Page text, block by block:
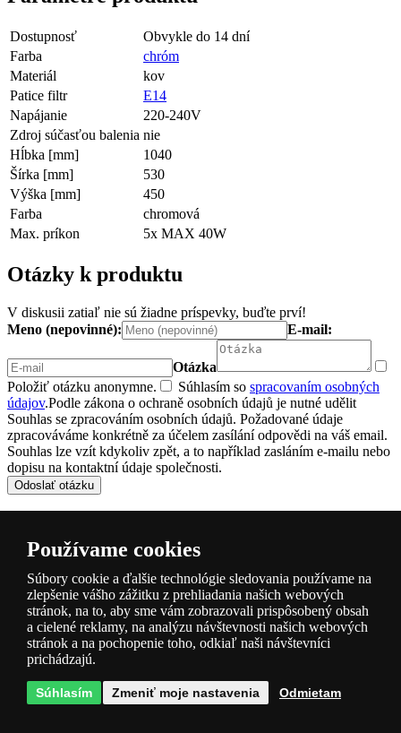
Dostupnosť
Obvykle do 14 dní
Farba
chróm
Materiál
kov
Patice filtr
E14
Napájanie
220-240V
Zdroj súčasťou balenia nie
Hĺbka [mm]
1040
Šírka [mm]
530
Výška [mm]
450
Farba
chromová
Max. príkon
5x MAX 40W
Otázky k produktu
V diskusii zatiaľ nie sú žiadne príspevky, buďte prví!
Meno (nepovinné):
E-mail:
Otázka
Položiť otázku anonymne.
Súhlasím so spracovaním osobných
údajov.Podle zákona o ochraně osobních údajů je nutné udělit
Souhlas se zpracováním osobních údajů. Požadované údaje
zpracováváme konkrétně za účelem zasílání odpovědi na váš email.
Souhlas lze vzít kdykoliv zpět, a to například zasláním e-mailu nebo
dopisu na kontaktní údaje společnosti.
Odoslať otázku
zákazníkov, ktorým po odoslanie objednávky odosielame e-mailovú
žiadosť o hodnotenie objednaného tovaru. Viatu.
0 %
Niktozatiaľ produkt nehodnotil
Používame cookies
Súbory cookie a ďalšie technológie sledovania používame na
zlepšenie vášho zážitku z prehliadania našich webových
stránok, na to, aby sme vám zobrazovali prispôsobený obsah
a cielené reklamy, na analýzu návštevnosti našich webových
stránok a na pochopenie toho, odkiaľ naši návštevníci
prichádzajú.
Súhlasím Zmeniť moje nastavenia Odmietam